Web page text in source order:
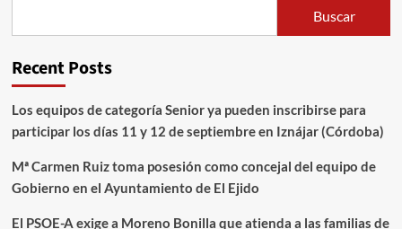
Buscar
Recent Posts
Los equipos de categoría Senior ya pueden inscribirse para
participar los días 11 y 12 de septiembre en Iznájar (Córdoba)
Mª Carmen Ruiz toma posesión como concejal del equipo de
Gobierno en el Ayuntamiento de El Ejido
El PSOE-A exige a Moreno Bonilla que atienda a las familias de